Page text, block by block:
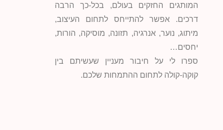
המותגים החזקים בעולם, בכל-כך הרבה
דרכים. אפשר להתייחס לתחום העיצוב,
מיתוג, נוער, אנרגיה, תזונה, מוסיקה, הורות,
יחסים…
ספרו לי על חיבור מעניין שעשיתם בין
קוקה-קולה לתחום ההתמחות שלכם.